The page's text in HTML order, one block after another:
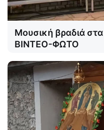
Μουσική βραδιά
ΒΙΝΤΕΟ-ΦΩΤΟ